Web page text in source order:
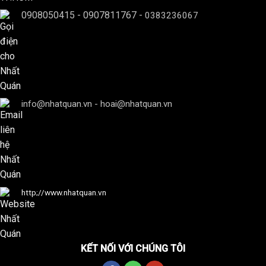
0908050415 - 0907811767 - 0383236067
info@nhatquan.vn - hoai@nhatquan.vn
http;//www.nhatquan.vn
KẾT NỐI VỚI CHÚNG TÔI